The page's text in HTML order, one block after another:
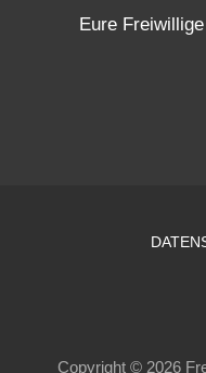
Eure
Copyright © 2026